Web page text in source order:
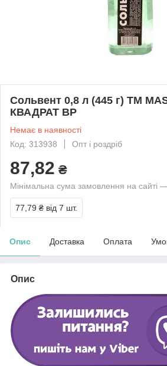
Сольвент 0,8 л (445 г) ТМ
КВАДРАТ BP
Немає в наявності
Код: 313938
Опт і роздріб
87,82 ₴
Мінімальна сума замовлення на сайті
77,79 ₴ від 7 шт.
Опис Доставка Оплата
Опис